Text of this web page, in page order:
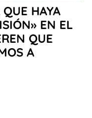
HAYA
EN EL
QUE
A